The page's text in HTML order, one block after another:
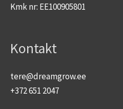
Kmk nr: EE100905801
Kontakt
tere@dreamgrow.ee
+372 651 2047